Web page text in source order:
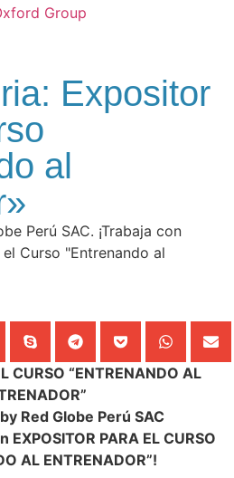
Expositor
al
Perú SAC. ¡Trabaja con
Curso "Entrenando al
CURSO “ENTRENANDO AL
Red Globe Perú SAC
PARA EL CURSO
AL ENTRENADOR”!